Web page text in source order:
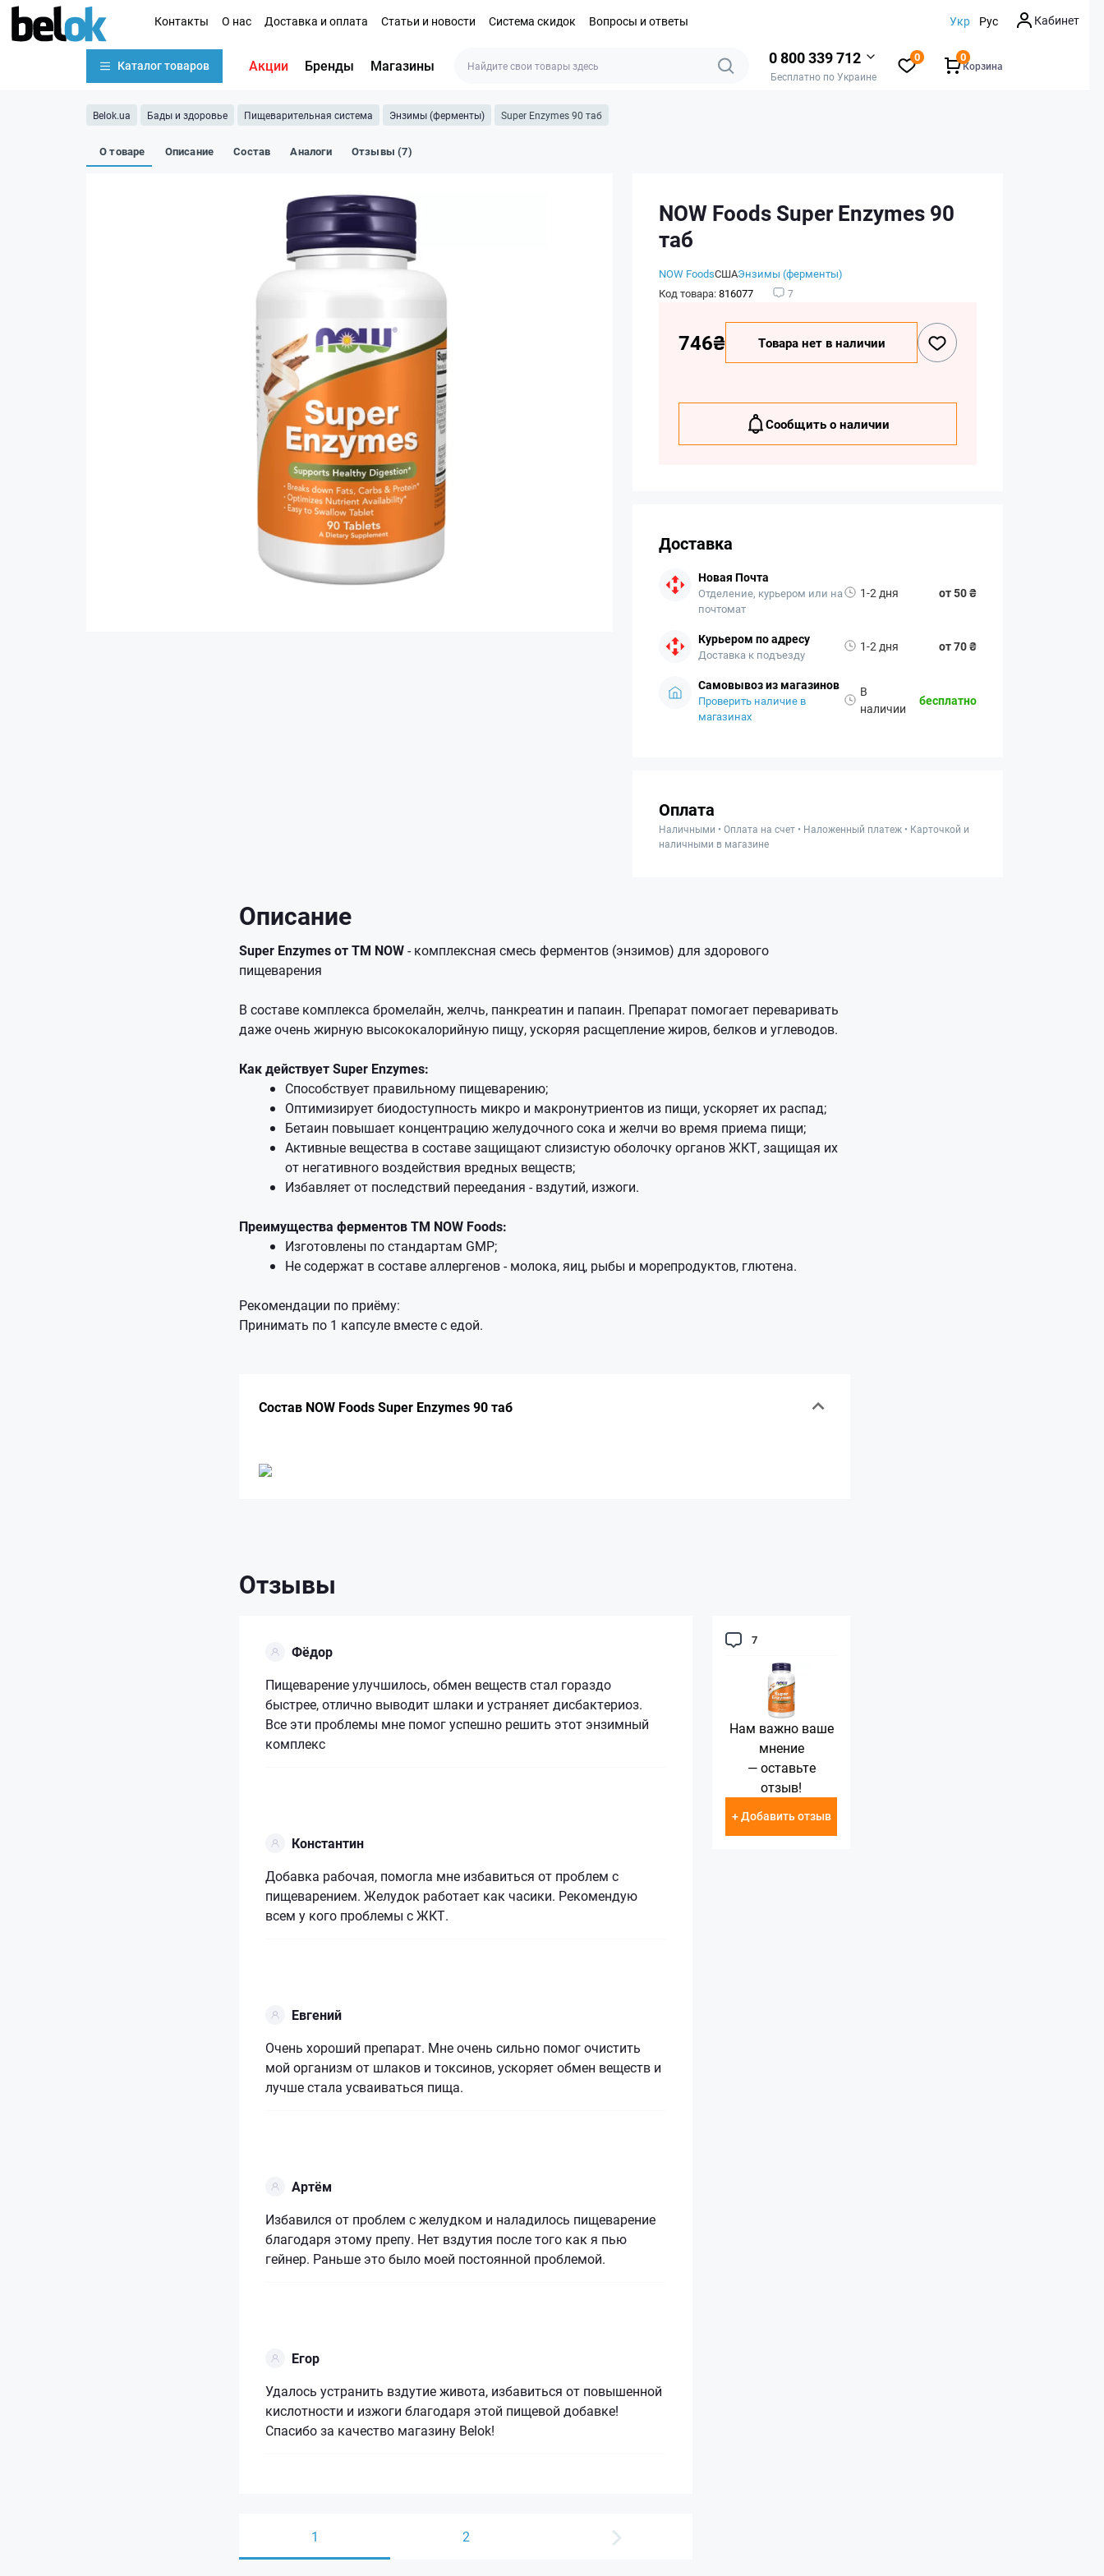
Контакты О нас Доставка и оплата Статьи и новости Система скидок Вопросы и ответы Укр Рус Кабинет
Каталог товаров Акции Бренды Магазины 0 800 339 712
Бесплатно по Украине
0
Корзина
0
Belok.ua Бады и здоровье Пищеварительная система Энзимы (ферменты) Super Enzymes 90 таб
О товаре Описание Состав Аналоги Отзывы (7)
NOW Foods Super Enzymes 90
таб
NOW FoodsСШАЭнзимы (ферменты)
Код товара:816077 7
746₴ Товара нет в наличии
Сообщить о наличии
Доставка
Новая Почта
Отделение, курьером или на
почтомат
1-2 дня от 50 ₴
Курьером по адресу
Доставка к подъезду
1-2 дня от 70 ₴
Самовывоз из магазинов
Проверить наличие в
магазинах
В
наличии
бесплатно
Оплата
Наличными • Оплата на счет • Наложенный платеж • Карточкой и
наличными в магазине
Описание
Super Enzymes от ТМ NOW- комплексная смесь ферментов (энзимов) для здорового
пищеварения
В составе комплекса бромелайн, желчь, панкреатин и папаин. Препарат помогает переваривать
даже очень жирную высококалорийную пищу, ускоряя расщепление жиров, белков и углеводов.
Как действует Super Enzymes:
Способствует правильному пищеварению;
Оптимизирует биодоступность микро и макронутриентов из пищи, ускоряет их распад;
Бетаин повышает концентрацию желудочного сока и желчи во время приема пищи;
Активные вещества в составе защищают слизистую оболочку органов ЖКТ, защищая их
от негативного воздействия вредных веществ;
Избавляет от последствий переедания - вздутий, изжоги.
Преимущества ферментов ТМ NOW Foods:
Изготовлены по стандартам GMP;
Не содержат в составе аллергенов - молока, яиц, рыбы и морепродуктов, глютена.
Рекомендации по приёму:
Принимать по 1 капсуле вместе с едой.
Состав NOW Foods Super Enzymes 90 таб
Отзывы
7
Нам важно ваше
мнение
— оставьте
отзыв!
+ Добавить отзыв
Фёдор
Пищеварение улучшилось, обмен веществ стал гораздо
быстрее, отлично выводит шлаки и устраняет дисбактериоз.
Все эти проблемы мне помог успешно решить этот энзимный
комплекс
Константин
Добавка рабочая, помогла мне избавиться от проблем с
пищеварением. Желудок работает как часики. Рекомендую
всем у кого проблемы с ЖКТ.
Евгений
Очень хороший препарат. Мне очень сильно помог очистить
мой организм от шлаков и токсинов, ускоряет обмен веществ и
лучше стала усваиваться пища.
Артём
Избавился от проблем с желудком и наладилось пищеварение
благодаря этому препу. Нет вздутия после того как я пью
гейнер. Раньше это было моей постоянной проблемой.
Егор
Удалось устранить вздутие живота, избавиться от повышенной
кислотности и изжоги благодаря этой пищевой добавке!
Спасибо за качество магазину Belok!
1 2